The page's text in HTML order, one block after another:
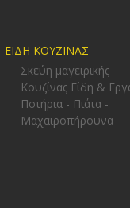
ΕΙΔΗ ΚΟΥΖΙΝΑΣ
Σκεύη μαγειρικής
Κουζίνας Είδη &
Ποτήρια - Πιάτα -
Μαχαιροπήρουνα